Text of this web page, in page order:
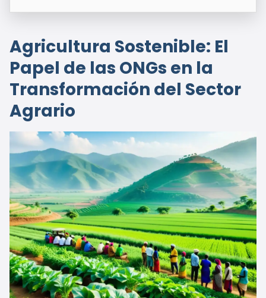
Agricultura Sostenible: El
Papel de las ONGs en la
Transformación del Sector
Agrario